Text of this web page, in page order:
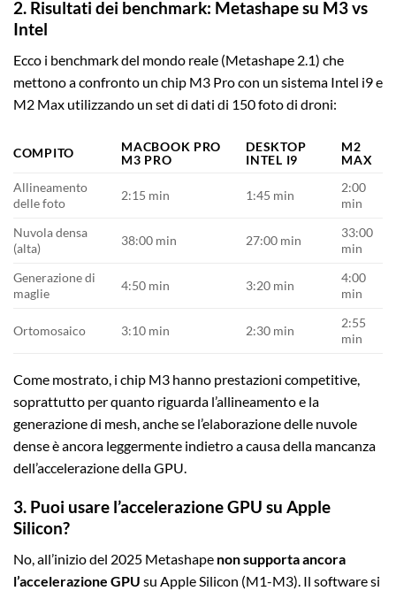
2. Risultati dei benchmark: Metashape su M3 vs
Intel
Ecco i benchmark del mondo reale (Metashape 2.1) che
mettono a confronto un chip M3 Pro con un sistema Intel i9 e
M2 Max utilizzando un set di dati di 150 foto di droni:
COMPITO
MACBOOK PRO
M3 PRO
DESKTOP
INTEL I9
M2
MAX
Allineamento
delle foto
2:15 min 1:45 min
2:00
min
Nuvola densa
(alta)
38:00 min 27:00 min
33:00
min
Generazione di
maglie
4:50 min 3:20 min
4:00
min
Ortomosaico 3:10 min 2:30 min
2:55
min
Come mostrato, i chip M3 hanno prestazioni competitive,
soprattutto per quanto riguarda l’allineamento e la
generazione di mesh, anche se l’elaborazione delle nuvole
dense è ancora leggermente indietro a causa della mancanza
dell’accelerazione della GPU.
3. Puoi usare l’accelerazione GPU su Apple
Silicon?
No, all’inizio del 2025 Metashape non supporta ancora
l’accelerazione GPU su Apple Silicon (M1-M3). Il software si